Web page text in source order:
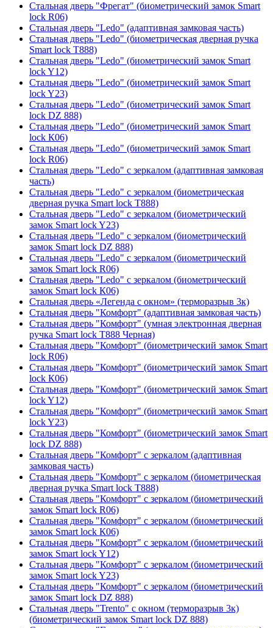
Стальная дверь "Фрегат" (биометрический замок Smart
lock R06)
Стальная дверь "Ledo" (адаптивная замковая часть)
Стальная дверь "Ledo" (биометрическая дверная ручка
Smart lock T888)
Стальная дверь "Ledo" (биометрический замок Smart
lock Y12)
Стальная дверь "Ledo" (биометрический замок Smart
lock Y23)
Стальная дверь "Ledo" (биометрический замок Smart
lock DZ 888)
Стальная дверь "Ledo" (биометрический замок Smart
lock К06)
Стальная дверь "Ledo" (биометрический замок Smart
lock R06)
Стальная дверь "Ledo" с зеркалом (адаптивная замковая
часть)
Стальная дверь "Ledo" с зеркалом (биометрическая
дверная ручка Smart lock T888)
Стальная дверь "Ledo" с зеркалом (биометрический
замок Smart lock Y23)
Стальная дверь "Ledo" с зеркалом (биометрический
замок Smart lock DZ 888)
Стальная дверь "Ledo" с зеркалом (биометрический
замок Smart lock R06)
Стальная дверь "Ledo" с зеркалом (биометрический
замок Smart lock К06)
Стальная дверь «Легенда с окном» (терморазрыв 3к)
Стальная дверь "Комфорт" (адаптивная замковая часть)
Стальная дверь "Комфорт" (умная электронная дверная
ручка Smart lock T888 Черная)
Стальная дверь "Комфорт" (биометрический замок Smart
lock R06)
Стальная дверь "Комфорт" (биометрический замок Smart
lock К06)
Стальная дверь "Комфорт" (биометрический замок Smart
lock Y12)
Стальная дверь "Комфорт" (биометрический замок Smart
lock Y23)
Стальная дверь "Комфорт" (биометрический замок Smart
lock DZ 888)
Стальная дверь "Комфорт" с зеркалом (адаптивная
замковая часть)
Стальная дверь "Комфорт" с зеркалом (биометрическая
дверная ручка Smart lock T888)
Стальная дверь "Комфорт" с зеркалом (биометрический
замок Smart lock R06)
Стальная дверь "Комфорт" с зеркалом (биометрический
замок Smart lock К06)
Стальная дверь "Комфорт" с зеркалом (биометрический
замок Smart lock Y12)
Стальная дверь "Комфорт" с зеркалом (биометрический
замок Smart lock Y23)
Стальная дверь "Комфорт" с зеркалом (биометрический
замок Smart lock DZ 888)
Стальная дверь "Trento" с окном (терморазрыв 3к)
(биометрический замок Smart lock DZ 888)